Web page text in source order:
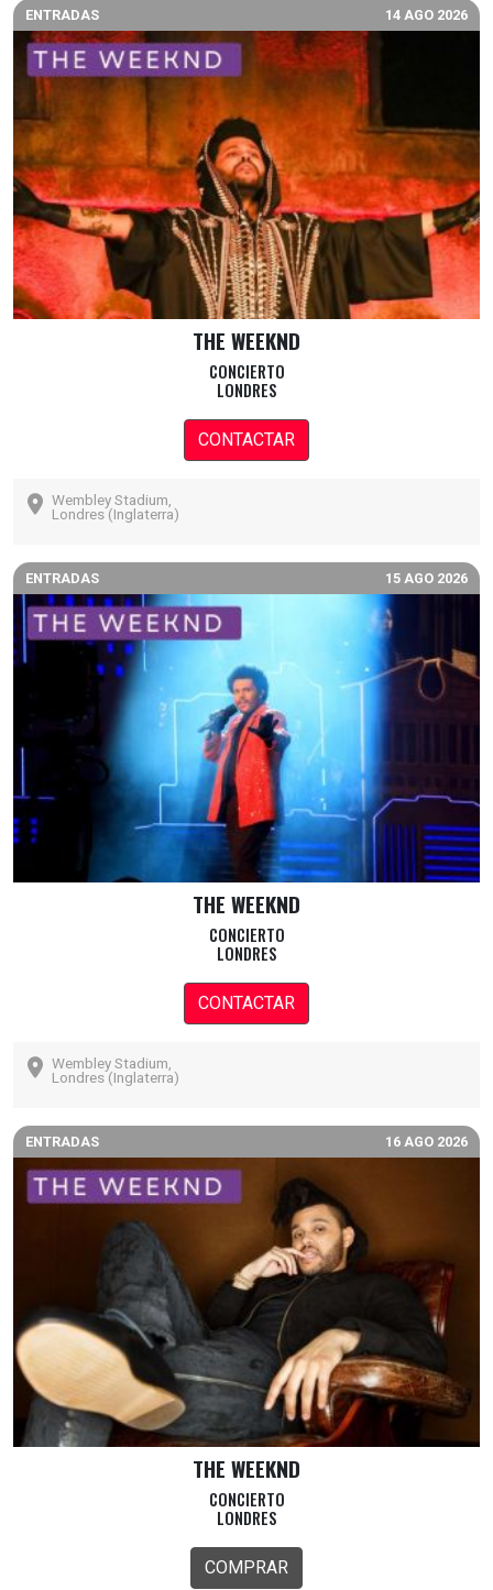
ENTRADAS 14 AGO 2026
THE WEEKND
CONCIERTO
LONDRES
CONTACTAR
Wembley Stadium,
Londres (Inglaterra)
ENTRADAS 15 AGO 2026
THE WEEKND
CONCIERTO
LONDRES
CONTACTAR
Wembley Stadium,
Londres (Inglaterra)
ENTRADAS 16 AGO 2026
THE WEEKND
CONCIERTO
LONDRES
COMPRAR